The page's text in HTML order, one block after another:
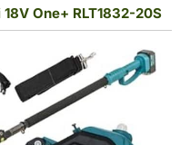
One+ RLT1832-20S